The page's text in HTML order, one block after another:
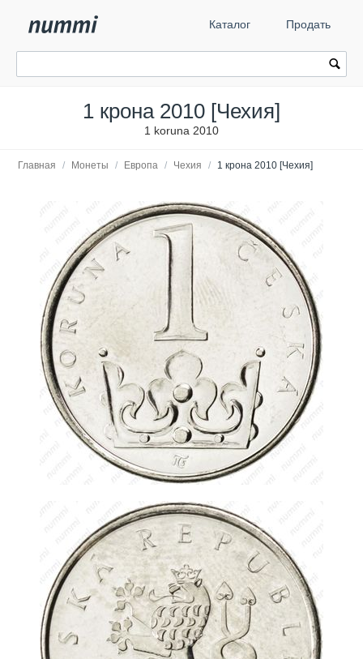
Каталог Продать
1 крона 2010 [Чехия]
1 koruna 2010
Главная / Монеты / Европа / Чехия / 1 крона 2010 [Чехия]